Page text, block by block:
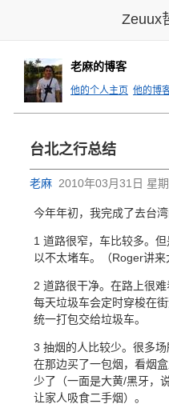
Zeuux
老麻的博客
他的个人主页 他的博
台北之行总结
老麻 2010年03月31日 星
今年年初，我完成了去台
1 道路很窄，车比较多。
以不太堵车。（Roger讲来
2 道路很干净。在路上很难
每天垃圾车会定时穿梭在
统一打包交给垃圾车。
3 抽烟的人比较少。很多
在那边买了一包烟，看烟
少了（一面是大黄/黑牙，
让家人吸食二手烟）。